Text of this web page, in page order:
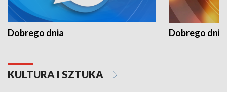
Dobrego dnia Dobrego dnia
KULTURA I SZTUKA